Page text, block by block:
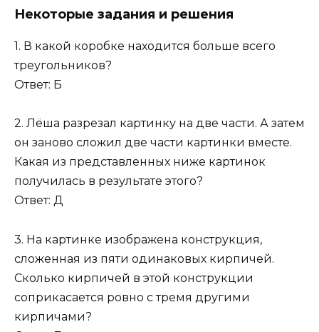
Некоторые задания и решения
1. В какой коробке находится больше всего
треугольников?
Ответ: Б
2. Лёша разрезал картинку на две части. А затем
он заново сложил две части картинки вместе.
Какая из представленных ниже картинок
получилась в результате этого?
Ответ: Д
3. На картинке изображена конструкция,
сложенная из пяти одинаковых кирпичей.
Сколько кирпичей в этой конструкции
соприкасается ровно с тремя другими
кирпичами?